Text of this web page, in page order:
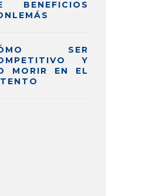
BENEFICIOS
SER
Y
MORIR EN EL